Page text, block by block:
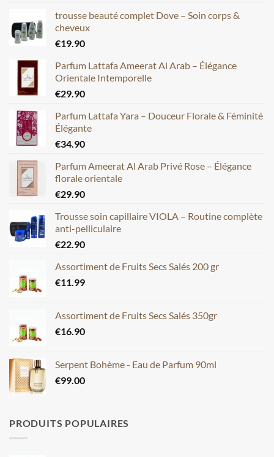
trousse beauté complet Dove – Soin corps &
cheveux
€19.90
Parfum Lattafa Ameerat Al Arab – Élégance
Orientale Intemporelle
€29.90
Parfum Lattafa Yara – Douceur Florale & Féminité
Élégante
€34.90
Parfum Ameerat Al Arab Privé Rose – Élégance
florale orientale
€29.90
Trousse soin capillaire VIOLA – Routine complète
anti-pelliculaire
€22.90
Assortiment de Fruits Secs Salés 200 gr
€11.99
Assortiment de Fruits Secs Salés 350gr
€16.90
Serpent Bohème - Eau de Parfum 90ml
€99.00
PRODUITS POPULAIRES